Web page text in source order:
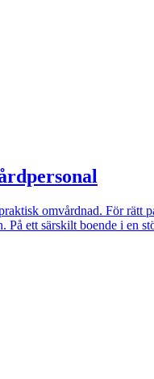
omvårdnad. För rätt
ett särskilt boende i en